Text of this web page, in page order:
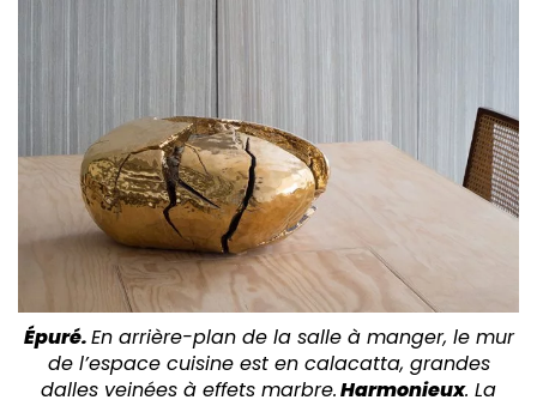
Épuré.En arrière-plan de la salle à manger, le mur
de l’espace cuisine est en calacatta, grandes
dalles veinées à effets marbre.Harmonieux. La